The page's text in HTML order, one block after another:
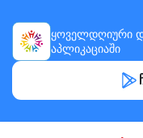
ყოველდღიური
აპლიკაციაში